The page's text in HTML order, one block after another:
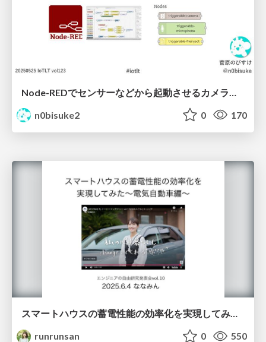
n0bisuke2
0 170
スマートハウスの蓄電性能の効率化を実現してみた~電気自動車編~
runrunsan
0 550